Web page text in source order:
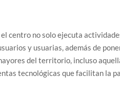
centro no solo ejecuta
y usuarias, además de
del territorio, incluso
tecnológicas que facilitan la